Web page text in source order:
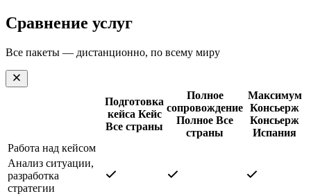
Сравнение услуг
Все пакеты — дистанционно, по всему миру
Подготовка
кейса Кейс
Все страны
Полное
сопровождение
Полное Все
страны
Максимум
Консьерж
Консьерж
Испания
Работа над кейсом
Анализ ситуации,
разработка
стратегии